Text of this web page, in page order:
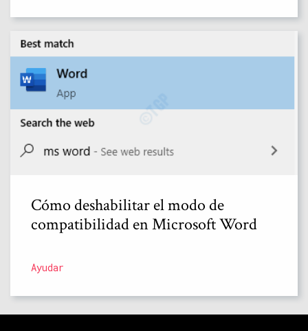
Cómo deshabilitar el modo de
compatibilidad en Microsoft Word
Ayudar